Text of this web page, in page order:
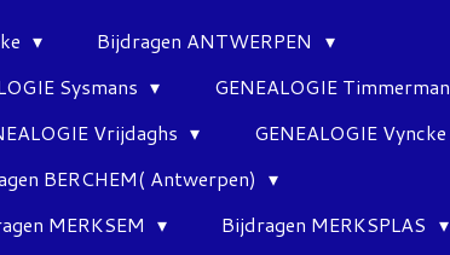
Bijdragen ANTWERPEN
Sysmans
GENEALOGIE Timmerman
Vrijdaghs
GENEALOGIE Vyncke
BERCHEM( Antwerpen)
MERKSEM
Bijdragen MERKSPLAS